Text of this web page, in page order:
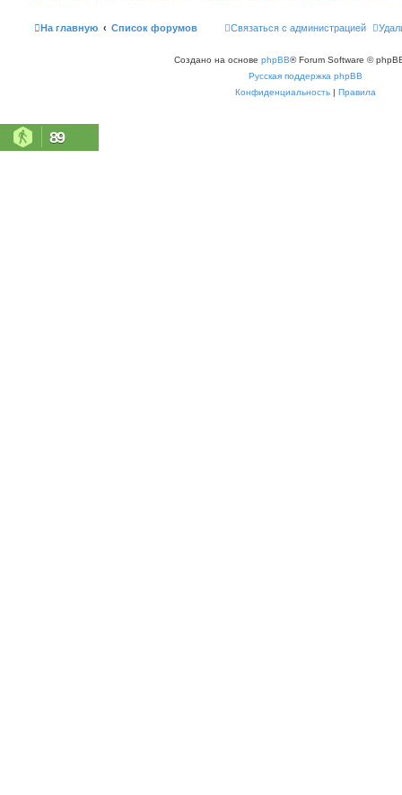
На главную Список форумов Связаться с администрацией
Создано на основе phpBB® Forum Software ©
Русская поддержка phpBB
Конфиденциальность | Правила
89